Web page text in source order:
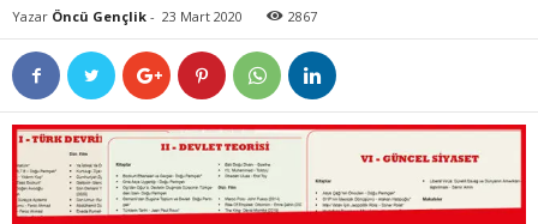
Yazar Öncü Gençlik - 23 Mart 2020 2867